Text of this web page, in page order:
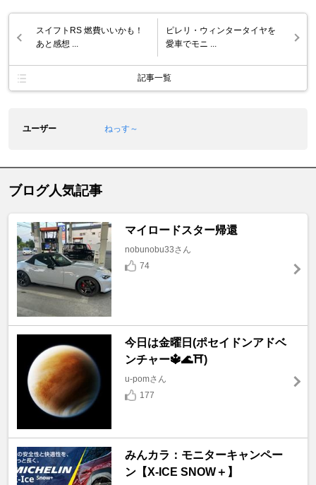
スイフトRS 燃費いいかも！
あと感想 ...
ピレリ・ウィンタータイヤを
愛車でモニ ...
記事一覧
ユーザー ねっす～
ブログ人気記事
マイロードスター帰還
nobunobu33さん
74
今日は金曜日(ポセイドンアドベ
ンチャー🔱🌊⛩️)
u-pomさん
177
みんカラ：モニターキャンペー
ン【X-ICE SNOW＋】